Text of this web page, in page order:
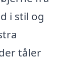
i stil og
tåler